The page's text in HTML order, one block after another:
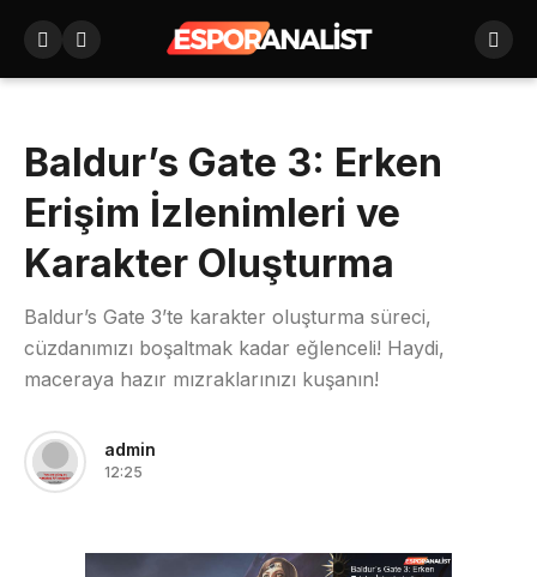
Baldur’s Gate 3: Erken
Erişim İzlenimleri ve
Karakter Oluşturma
Baldur’s Gate 3’te karakter oluşturma süreci,
cüzdanımızı boşaltmak kadar eğlenceli! Haydi,
maceraya hazır mızraklarınızı kuşanın!
admin
12:25